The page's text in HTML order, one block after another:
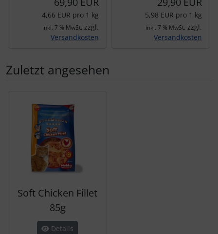
4,66 EUR pro 1 kg
inkl. 7 % MwSt. zzgl.
Versandkosten
5,98 EUR pro 1 kg
inkl. 7 % MwSt. zzgl.
Versandkosten
Zuletzt angesehen
Soft Chicken Fillet
85g
Details